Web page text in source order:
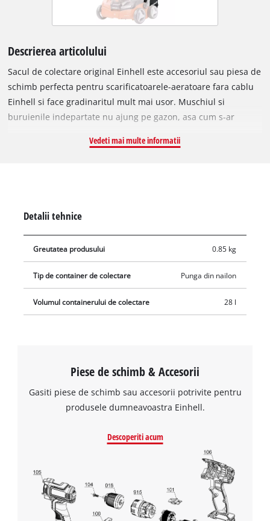
Descrierea articolului
Sacul de colectare original Einhell este accesoriul sau piesa de
schimb perfecta pentru scarificatoarele-aeratoare fara cablu
Einhell si face gradinaritul mult mai usor. Muschiul si
buruienile indepartate nu ajung pe gazon, asa cum s-ar
nailon rezistent. Acest lucru va scuteste de munca de a le
transformandu-l intr-o unealta combinata 3 in 1, de exemplu
atunci cand este utilizat impreuna cu un aerator sau o rola cu
Vedeti mai multe informatii
Detalii tehnice
Greutatea produsului 0.85 kg
Tip de container de colectare Punga din nailon
Volumul containerului de colectare 28 l
Piese de schimb & Accesorii
Gasiti piese de schimb sau accesorii potrivite pentru
produsele dumneavoastra Einhell.
Descoperiti acum